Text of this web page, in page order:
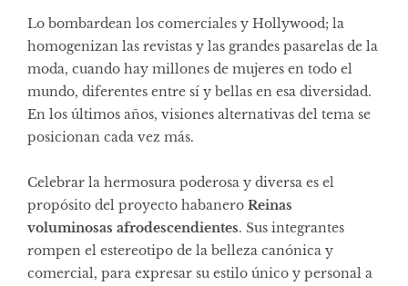
Lo bombardean los comerciales y Hollywood; la
homogenizan las revistas y las grandes pasarelas de la
moda, cuando hay millones de mujeres en todo el
mundo, diferentes entre sí y bellas en esa diversidad.
En los últimos años, visiones alternativas del tema se
posicionan cada vez más.
Celebrar la hermosura poderosa y diversa es el
propósito del proyecto habanero Reinas
voluminosas afrodescendientes. Sus integrantes
rompen el estereotipo de la belleza canónica y
comercial, para expresar su estilo único y personal a